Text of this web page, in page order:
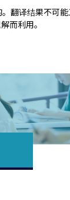
翻译结果不可
而利用。